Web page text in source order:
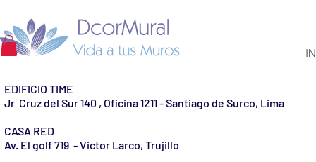
EDIFICIO TIME
Jr Cruz del Sur 140 , Oficina 1211 - Santiago de Surco, Lima
CASA RED
Av. El golf 719 - Victor Larco, Trujillo